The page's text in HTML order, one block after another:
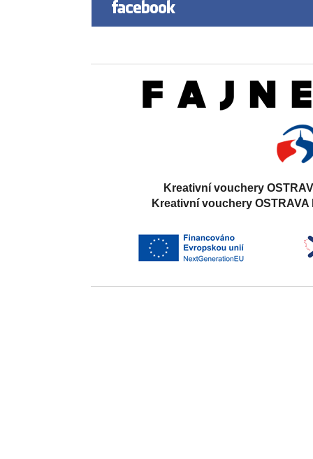
Kreativní vouchery
Kreativní vouchery OSTRAVA